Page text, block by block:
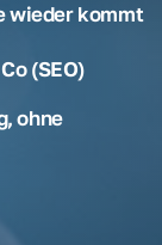
wieder kommt
(SEO)
ohne